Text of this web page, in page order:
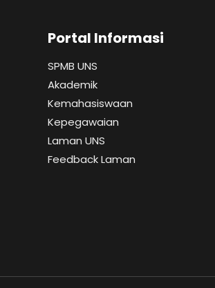
Portal Informasi
SPMB UNS
Akademik
Kemahasiswaan
Kepegawaian
Laman UNS
Feedback Laman